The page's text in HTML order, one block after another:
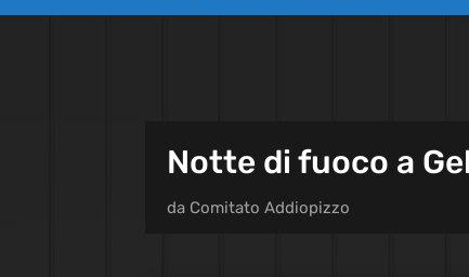
Notte di fuoco a
da Comitato Addiopizzo